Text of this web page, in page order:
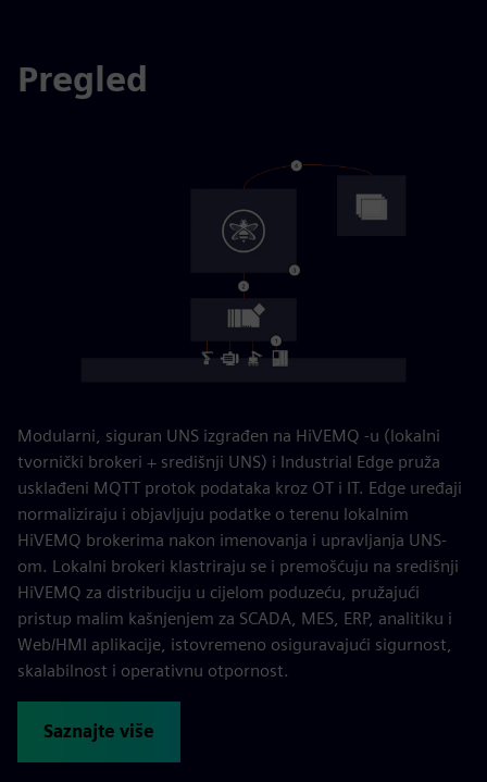
Pregled
Modularni, siguran UNS izgrađen na HiVEMQ -u (lokalni
tvornički brokeri + središnji UNS) i Industrial Edge pruža
usklađeni MQTT protok podataka kroz OT i IT. Edge uređaji
normaliziraju i objavljuju podatke o terenu lokalnim
HiVEMQ brokerima nakon imenovanja i upravljanja UNS-
om. Lokalni brokeri klastriraju se i premošćuju na središnji
HiVEMQ za distribuciju u cijelom poduzeću, pružajući
pristup malim kašnjenjem za SCADA, MES, ERP, analitiku i
Web/HMI aplikacije, istovremeno osiguravajući sigurnost,
skalabilnost i operativnu otpornost.
Saznajte više